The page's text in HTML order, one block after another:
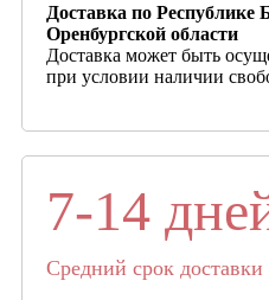
Доставка по Республике
Оренбургской области
Доставка может быть
при условии наличии
7-14
Средний срок доставки